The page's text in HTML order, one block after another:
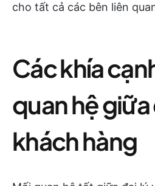
cho tất cả các bên liên
Các khía
quan hệ giữa
khách hàng